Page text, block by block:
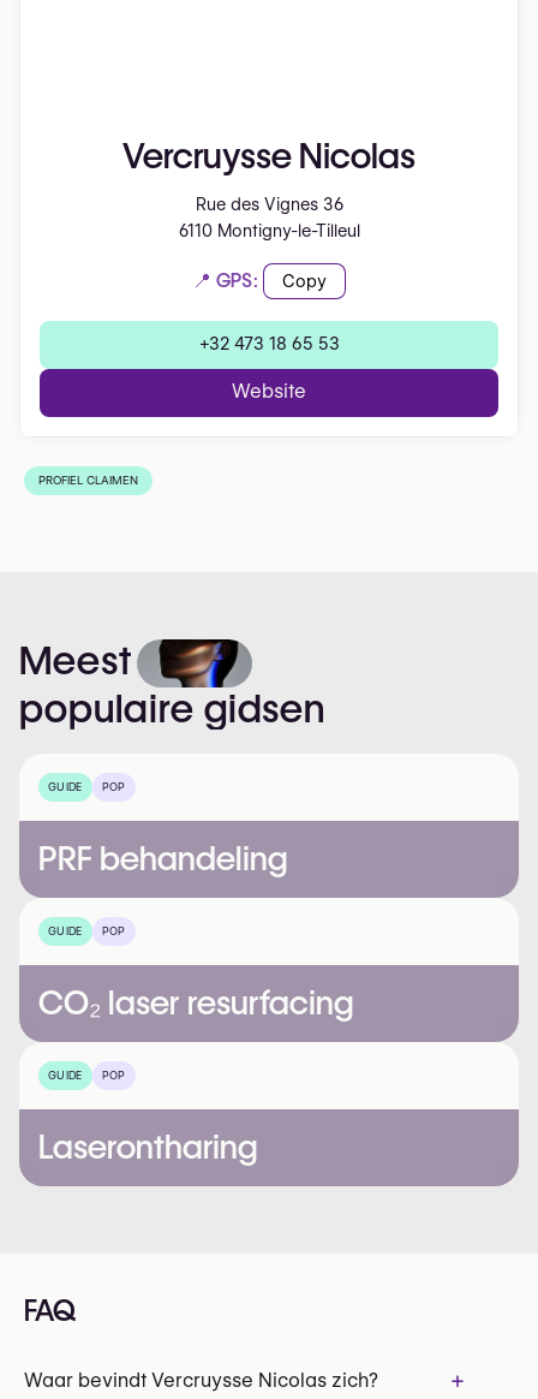
Vercruysse Nicolas
Rue des Vignes 36
6110 Montigny-le-Tilleul
📍 GPS: Copy
+32 473 18 65 53
Website
PROFIEL CLAIMEN
Meest
populaire gidsen
GUIDE POP
PRF behandeling
GUIDE POP
CO₂ laser resurfacing
GUIDE POP
Laserontharing
FAQ
Waar bevindt Vercruysse Nicolas zich? +